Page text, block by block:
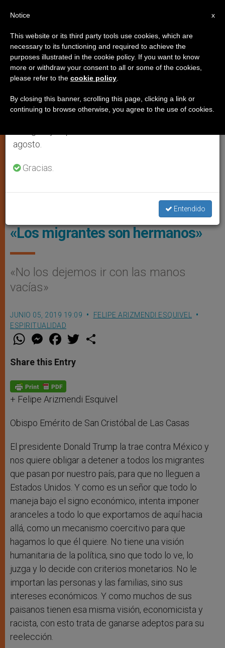
ESPIRITUALIDAD
Migrantes En Estados Unidos © WIKIMEDIA COMMONS
Monseñor Felipe Arizmendi:
«Los migrantes son hermanos»
«No los dejemos ir con las manos
vacías»
JUNIO 05, 2019 19:09
FELIPE ARIZMENDI ESQUIVEL
ESPIRITUALIDAD
W
t
s
p
p
M
e
s
e
g
e
r
F
a
e
b
o
k
w
Share this Entry
+ Felipe Arizmendi Esquivel
Obispo Emérito de San Cristóbal de Las Casas
El presidente Donald Trump la trae contra México y
nos quiere obligar a detener a todos los migrantes
que pasan por nuestro país, para que no lleguen a
Estados Unidos. Y como es un señor que todo lo
maneja bajo el signo económico, intenta imponer
aranceles a todo lo que exportamos de aquí hacia
allá, como un mecanismo coercitivo para que
hagamos lo que él quiere. No tiene una visión
humanitaria de la política, sino que todo lo ve, lo
juzga y lo decide con criterios monetarios. No le
importan las personas y las familias, sino sus
intereses económicos. Y como muchos de sus
paisanos tienen esa misma visión, economicista y
racista, con esto trata de ganarse adeptos para su
reelección.
×
Aviso importante
Del 27 de julio al 7 de agosto haremos la pausa
anual, aprovechando que en el periodo de verano
se generan menos informaciones y también el
agosto.
Gracias.
Entendido
x
Notice
This website or its third party tools use cookies, which are
necessary to its functioning and required to achieve the
purposes illustrated in the cookie policy. If you want to know
more or withdraw your consent to all or some of the cookies,
please refer to the cookie policy
By closing this banner, scrolling this page, clicking a link or
continuing to browse otherwise, you agree to the use of cookies.